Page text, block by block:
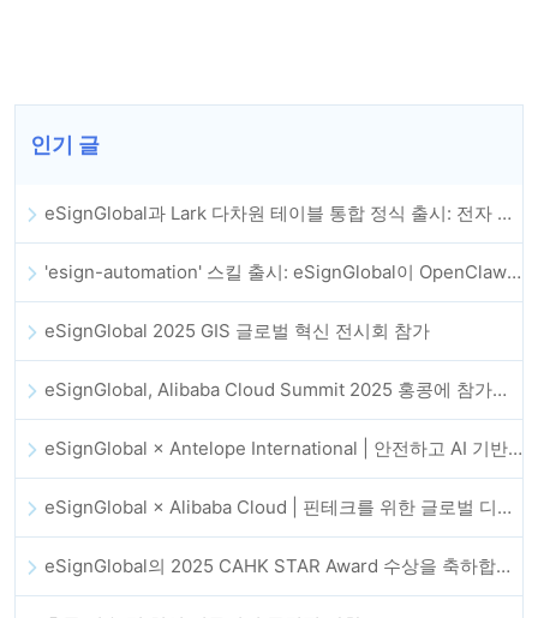
인기 글
eSignGlobal과 Lark 다차원 테이블 통합 정식 출시: 전자 계약 체결 및 보관 전체 자동화
'esign-automation' 스킬 출시: eSignGlobal이 OpenClaw에 자동 전자서명을 지원
eSignGlobal 2025 GIS 글로벌 혁신 전시회 참가
eSignGlobal, Alibaba Cloud Summit 2025 홍콩에 참가해 AI 기반 클라우드 혁신과 디지털 신뢰를 강화
eSignGlobal × Antelope International | 안전하고 AI 기반의 디지털 워크플로우 발전 추진
eSignGlobal × Alibaba Cloud | 핀테크를 위한 글로벌 디지털 신뢰 강화를 위해 협력
eSignGlobal의 2025 CAHK STAR Award 수상을 축하합니다!